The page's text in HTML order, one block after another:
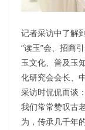
记者采访中了解
“读玉”会、招商
玉文化、普及玉
化研究会会长、
采访时侃侃而谈
我们常常赞叹古
为，传承几千年